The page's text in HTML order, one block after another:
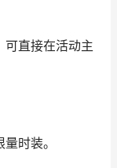
直接在活动主
时装。